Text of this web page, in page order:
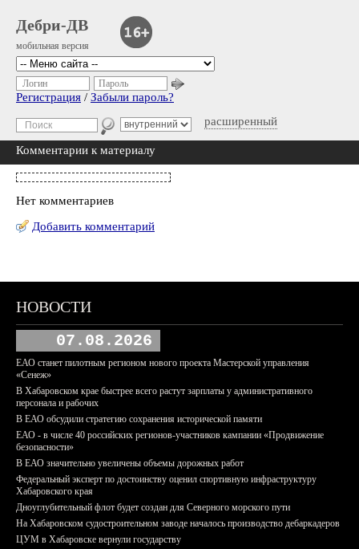
Дебри-ДВ
мобильная версия
расширенный
Логин Пароль
Регистрация / Забыли пароль?
Комментарии к материалу
Нет комментариев
Добавить комментарий
НОВОСТИ
07.08.2026
ЕАО станет пилотным регионом нового проекта Мастерской управления
«Сенеж»
В Хабаровском крае быстрее всего растут зарплаты у административного
персонала и рабочих
В ЕАО обсудили стратегию сохранения исторической памяти
ЕАО - в числе 40 российских регионов-участников кампании «Продвижение
безопасности»
В ЕАО значительно увеличены объемы дорожных работ
Федеральный эксперт по достоинству оценил спортивную инфраструктуру
Хабаровского края
Дноуглубительный флот будет создан для Северного морского пути
На Хабаровском судостроительном заводе началось производство дебаркадеров
ЦУМ в Хабаровске вернули государству